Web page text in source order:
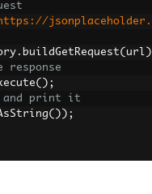
. buildGetRequest( url
();
and print it
());